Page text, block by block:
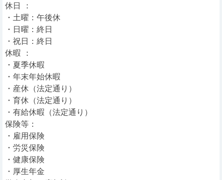
休日 ：
・土曜：午後休
・日曜：終日
・祝日：終日
休暇 ：
・夏季休暇
・年末年始休暇
・産休（法定通り）
・育休（法定通り）
・有給休暇（法定通り）
保険等：
・雇用保険
・労災保険
・健康保険
・厚生年金